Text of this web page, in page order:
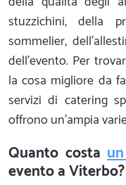
stuzzichini, della
sommelier,
dell'evento. Per
la cosa migliore da
servizi di catering
offrono un'ampia
Quanto costa
evento a Viterbo?